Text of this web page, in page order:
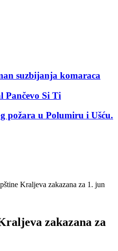
suzbijanja komaraca
Pančevo Si Ti
požara u Polumiru i Ušću.
Kraljeva zakazana za 1. jun
zakazana za